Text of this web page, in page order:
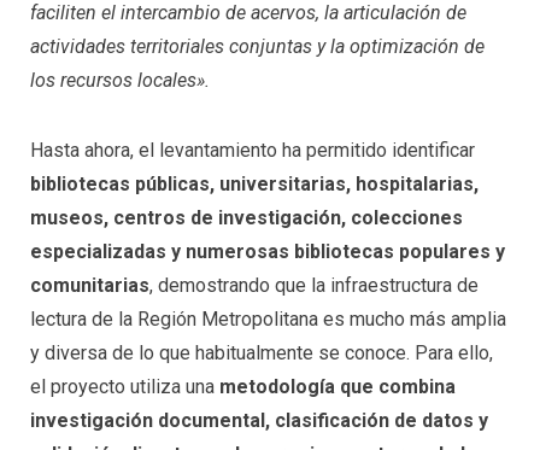
faciliten el intercambio de acervos, la articulación de
actividades territoriales conjuntas y la optimización de
los recursos locales».
Hasta ahora, el levantamiento ha permitido identificar
bibliotecas públicas, universitarias, hospitalarias,
museos, centros de investigación, colecciones
especializadas y numerosas bibliotecas populares y
comunitarias, demostrando que la infraestructura de
lectura de la Región Metropolitana es mucho más amplia
y diversa de lo que habitualmente se conoce. Para ello,
el proyecto utiliza una metodología que combina
investigación documental, clasificación de datos y